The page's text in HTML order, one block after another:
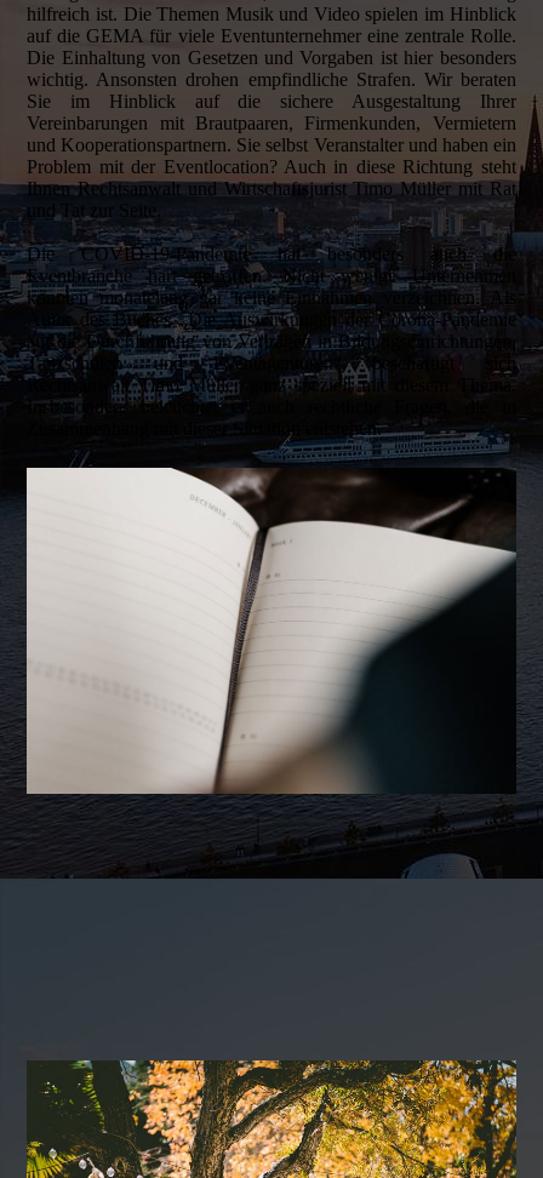
hilfreich ist. Die Themen Musik und Video spielen im Hinblick
auf die GEMA für viele Eventunternehmer eine zentrale Rolle.
Die Einhaltung von Gesetzen und Vorgaben ist hier besonders
wichtig. Ansonsten drohen empfindliche Strafen. Wir beraten
Sie im Hinblick auf die sichere Ausgestaltung Ihrer
Vereinbarungen mit Brautpaaren, Firmenkunden, Vermietern
und Kooperationspartnern. Sie selbst Veranstalter und haben ein
Problem mit der Eventlocation? Auch in diese Richtung steht
Ihnen Rechtsanwalt und Wirtschaftsjurist Timo Müller mit Rat
und Tat zur Seite.
Die COVID-19-Pandemie hat besonders auch die
Eventbranche hart getroffen. Nicht wenige Unternehmen
konnten monatelang gar keine Einnahmen verzeichnen. Als
Autor des Buches „Die Auswirkungen der Corona-Pandemie
auf die Durchführung von Verträgen in Bildungseinrichtungen,
Tanzschulen und Eventagenturen“ beschäftigt sich
Rechtsanwalt Timo Müller ganz speziell mit diesem Thema.
Insbesondere beleuchtet er auch rechtliche Fragen, die in
Zusammenhang mit dieser Situation entstehen.